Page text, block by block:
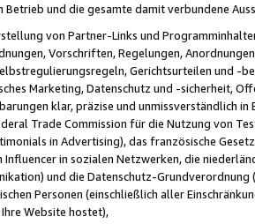
Betrieb und die gesamte damit verbundene
von Partner-Links und
Vorschriften, Regelungen,
Gerichtsurteilen und -
Marketing, Datenschutz und -sicherheit,
klar, präzise und unmissverständlich
Trade Commission für die Nutzung von
in Advertising), das französische
Influencer in sozialen Netzwerken, die
und die Datenschutz-
Personen (einschließlich aller
Website hostet),